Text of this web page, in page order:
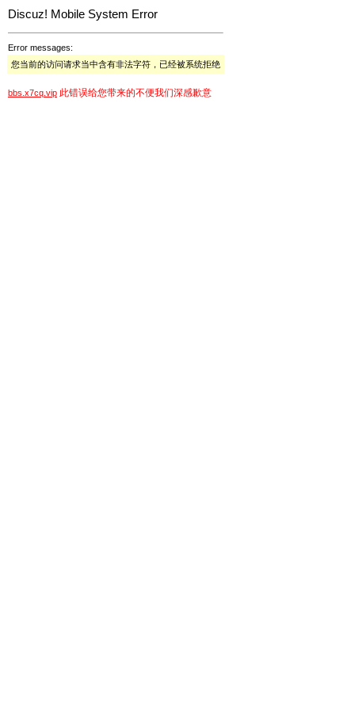
Discuz! Mobile System Error
Error messages:
您当前的访问请求当中含有非法字符，已经被系统拒绝
bbs.x7cq.vip 此错误给您带来的不便我们深感歉意